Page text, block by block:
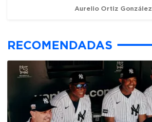
Aurelio Ortiz González
RECOMENDADAS